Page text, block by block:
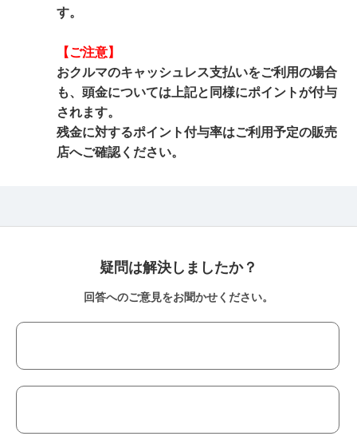
す。
【ご注意】
おクルマのキャッシュレス支払いをご利用の場合
も、頭金については上記と同様にポイントが付与
されます。
残金に対するポイント付与率はご利用予定の販売
店へご確認ください。
疑問は解決しましたか？
回答へのご意見をお聞かせください。